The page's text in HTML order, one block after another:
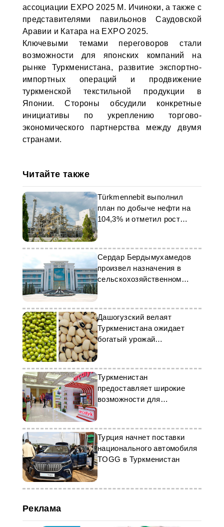
ассоциации EXPO 2025 М. Ичиноки, а также с
представителями павильонов Саудовской
Аравии и Катара на EXPO 2025.
Ключевыми темами переговоров стали
возможности для японских компаний на
рынке Туркменистана, развитие экспортно-
импортных операций и продвижение
туркменской текстильной продукции в
Японии. Стороны обсудили конкретные
инициативы по укреплению торгово-
экономического партнерства между двумя
странами.
Читайте также
Türkmennebit выполнил
план по добыче нефти на
104,3% и отметил рост
отрасли
Сердар Бердымухамедов
произвел назначения в
сельскохозяйственном
секторе
Дашогузский велаят
Туркменистана ожидает
богатый урожай
зернобобовых культур
Туркменистан
предоставляет широкие
возможности для
креативных
предпринимателей
Турция начнет поставки
национального автомобиля
TOGG в Туркменистан
Реклама